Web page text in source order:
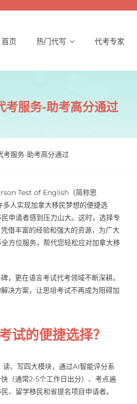
首页 热门代写 代考专家
考服务-助考高分通过
考服务-助考高分通过
Test of English（简称思
人实现加拿大移民梦想的便捷选
申请者感到压力山大。这时，选择专
借丰富的经验和强大的资源，为广大
方位服务，帮代您轻松应对加拿大移
，更在语言考试代考领域不断深耕。
决方案，让思培考试不再成为阻碍加
试的便捷选择？
、写四大模块，通过AI智能评分系
（通常2-5个工作日出分）、考点遍
、留学移民和省提名项目申请者。